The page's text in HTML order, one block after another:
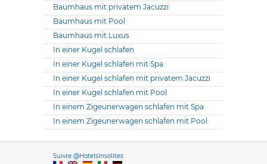
Baumhaus mit privatem Jacuzzi
Baumhaus mit Pool
Baumhaus mit Luxus
In einer Kugel schlafen
In einer Kugel schlafen mit Spa
In einer Kugel schlafen mit privatem Jacuzzi
In einer Kugel schlafen mit Pool
In einem Zigeunerwagen schlafen mit Spa
In einem Zigeunerwagen schlafen mit Pool
Suivre @HotelsInsolitesVersione